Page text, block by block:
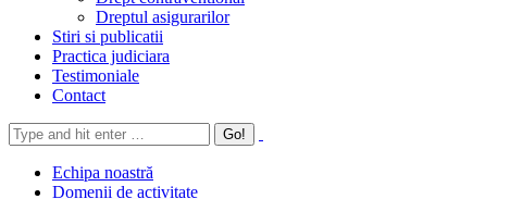
Dreptul asigurarilor
Stiri si publicatii
Practica judiciara
Testimoniale
Contact
Echipa noastră
Domenii de activitate